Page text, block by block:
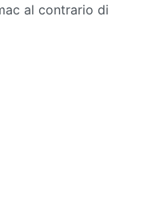
al contrario di